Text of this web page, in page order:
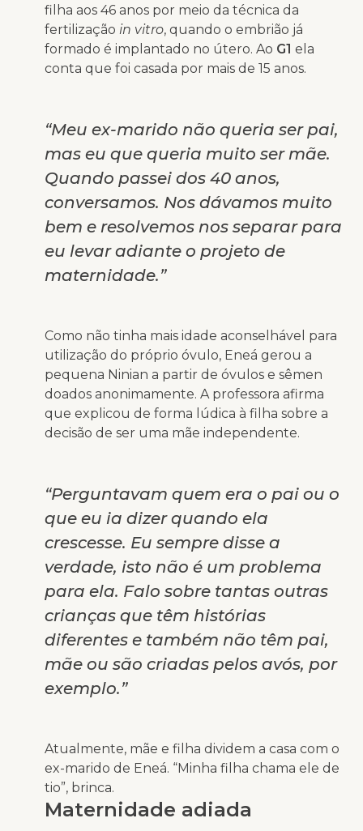
filha aos 46 anos por meio da técnica da
fertilização in vitro, quando o embrião já
formado é implantado no útero. Ao G1 ela
conta que foi casada por mais de 15 anos.
“Meu ex-marido não queria ser pai,
mas eu que queria muito ser mãe.
Quando passei dos 40 anos,
conversamos. Nos dávamos muito
bem e resolvemos nos separar para
eu levar adiante o projeto de
maternidade.”
Como não tinha mais idade aconselhável para
utilização do próprio óvulo, Eneá gerou a
pequena Ninian a partir de óvulos e sêmen
doados anonimamente. A professora afirma
que explicou de forma lúdica à filha sobre a
decisão de ser uma mãe independente.
“Perguntavam quem era o pai ou o
que eu ia dizer quando ela
crescesse. Eu sempre disse a
verdade, isto não é um problema
para ela. Falo sobre tantas outras
crianças que têm histórias
diferentes e também não têm pai,
mãe ou são criadas pelos avós, por
exemplo.”
Atualmente, mãe e filha dividem a casa com o
ex-marido de Eneá. “Minha filha chama ele de
tio”, brinca.
Maternidade adiada